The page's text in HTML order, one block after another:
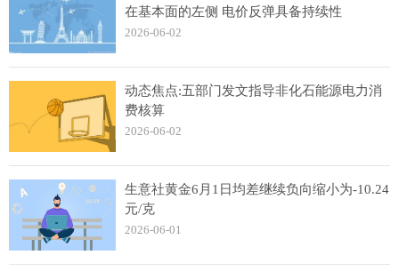
在基本面的左侧 电价反弹具备持续性
2026-06-02
动态焦点:五部门发文指导非化石能源电力消
费核算
2026-06-02
生意社黄金6月1日均差继续负向缩小为-10.24
元/克
2026-06-01